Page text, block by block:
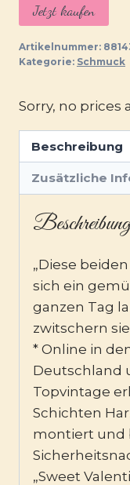
Jetzt kaufen
Artikelnummer:
Kategorie: Schmuck
Sorry, no prices
Beschreibung
Zusätzliche
Beschreibung
„Diese
sich ein
ganzen Tag
zwitschern
* Online in
Deutschland
Topvintage
Schichten
montiert und
„Sweet